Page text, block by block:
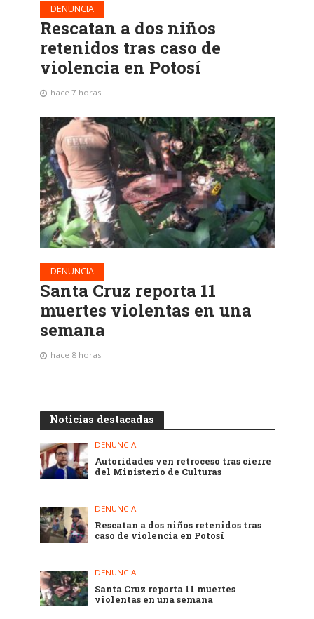
DENUNCIA
Rescatan a dos niños
retenidos tras caso de
violencia en Potosí
hace 7 horas
DENUNCIA
Santa Cruz reporta 11
muertes violentas en una
semana
hace 8 horas
Noticias destacadas
DENUNCIA
Autoridades ven retroceso tras cierre
del Ministerio de Culturas
DENUNCIA
Rescatan a dos niños retenidos tras
caso de violencia en Potosí
DENUNCIA
Santa Cruz reporta 11 muertes
violentas en una semana